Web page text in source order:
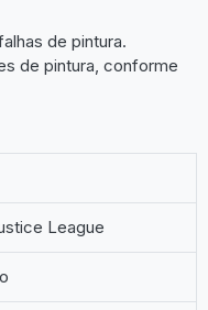
de pintura.
de pintura, conforme
League